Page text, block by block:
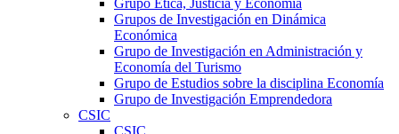
Grupo Ética, Justicia y Economía
Grupos de Investigación en Dinámica
Económica
Grupo de Investigación en Administración y
Economía del Turismo
Grupo de Estudios sobre la disciplina Economía
Grupo de Investigación Emprendedora
CSIC